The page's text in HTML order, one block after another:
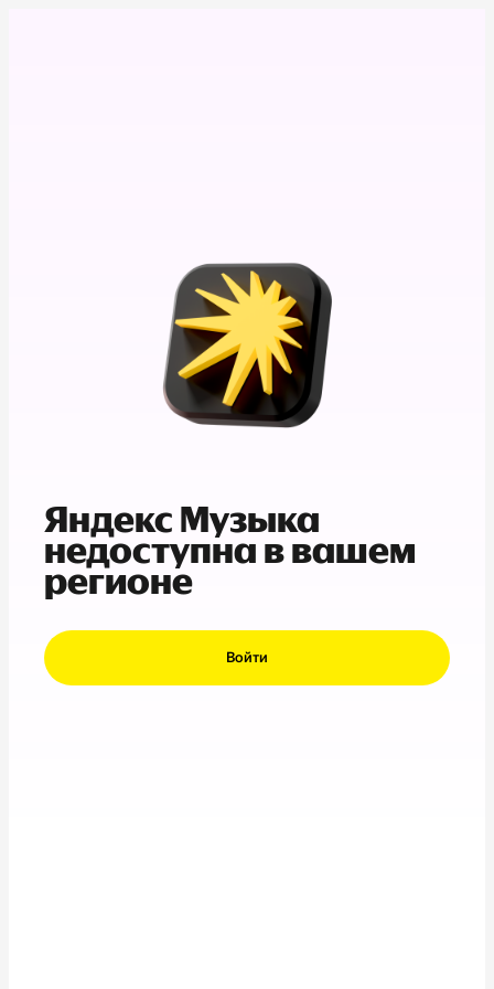
Яндекс Музыка
недоступна в вашем
регионе
Войти